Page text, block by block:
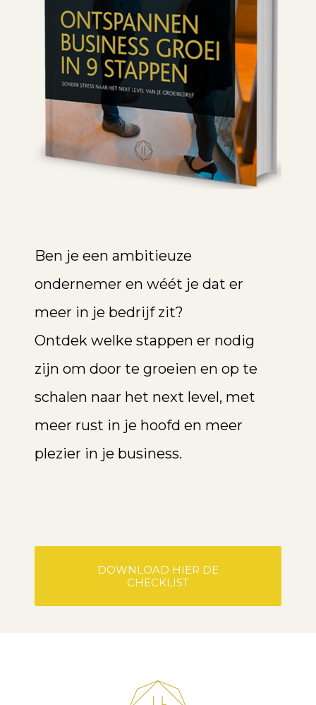
Ben je een ambitieuze
ondernemer en wéét je dat er
meer in je bedrijf zit?
Ontdek welke stappen er nodig
zijn om door te groeien en op te
schalen naar het next level, met
meer rust in je hoofd en meer
plezier in je business.
DOWNLOAD HIER DE
CHECKLIST